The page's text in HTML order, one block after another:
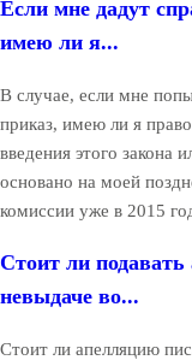
Если мне дадут
имею ли я...
В случае, если мне
приказ, имею ли я
введения этого закона
основано на моей
комиссии уже в 2015
Стоит ли
невыдаче во...
Стоит ли апелляцию